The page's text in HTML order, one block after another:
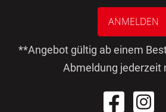
ANMELDEN
**Angebot gültig ab einem
Abmeldung jederzeit